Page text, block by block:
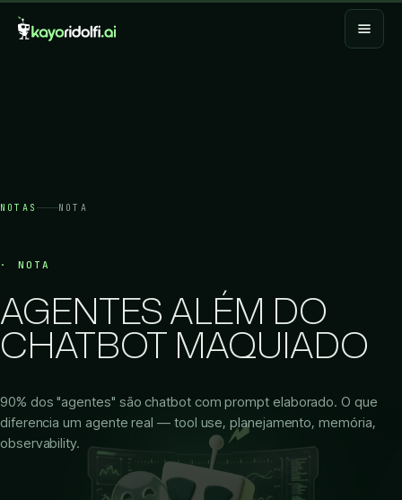
NOTAS NOTA
NOTA
AGENTES ALÉM DO
CHATBOT MAQUIADO
90% dos "agentes" são chatbot com prompt elaborado. O que
diferencia um agente real — tool use, planejamento, memória,
observability.